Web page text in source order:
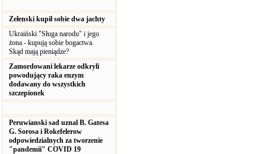
Zełenski kupił sobie dwa jachty
Ukraiński "Sługa narodu" i jego
żona - kupują sobie bogactwa.
Skąd mają pieniądze?
Zamordowani lekarze odkryli
powodujący raka enzym
dodawany do wszystkich
szczepionek
Peruwianski sad uznal B. Gatesa
G. Sorosa i Rokefelerow
odpowiedzialnych za tworzenie
"pandemii" COVID 19